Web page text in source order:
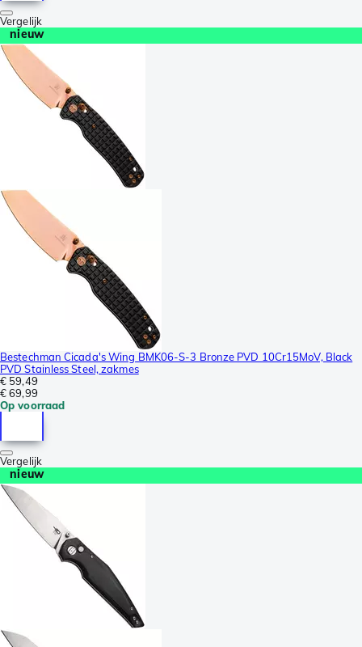
Vergelijk
nieuw
Bestechman Cicada's Wing BMK06-S-3 Bronze PVD 10Cr15MoV, Black
PVD Stainless Steel, zakmes
€ 59,49
€ 69,99
Op voorraad
Vergelijk
nieuw